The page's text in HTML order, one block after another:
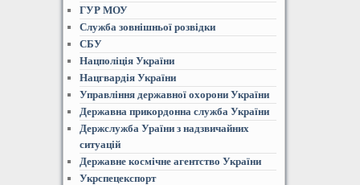
ГУР МОУ
Служба зовнішньої розвідки
СБУ
Нацполіція України
Нацгвардія України
Управління державної охорони України
Державна прикордонна служба України
Держслужба Ураїни з надзвичайних
ситуацій
Державне космічне агентство України
Укрспецекспорт